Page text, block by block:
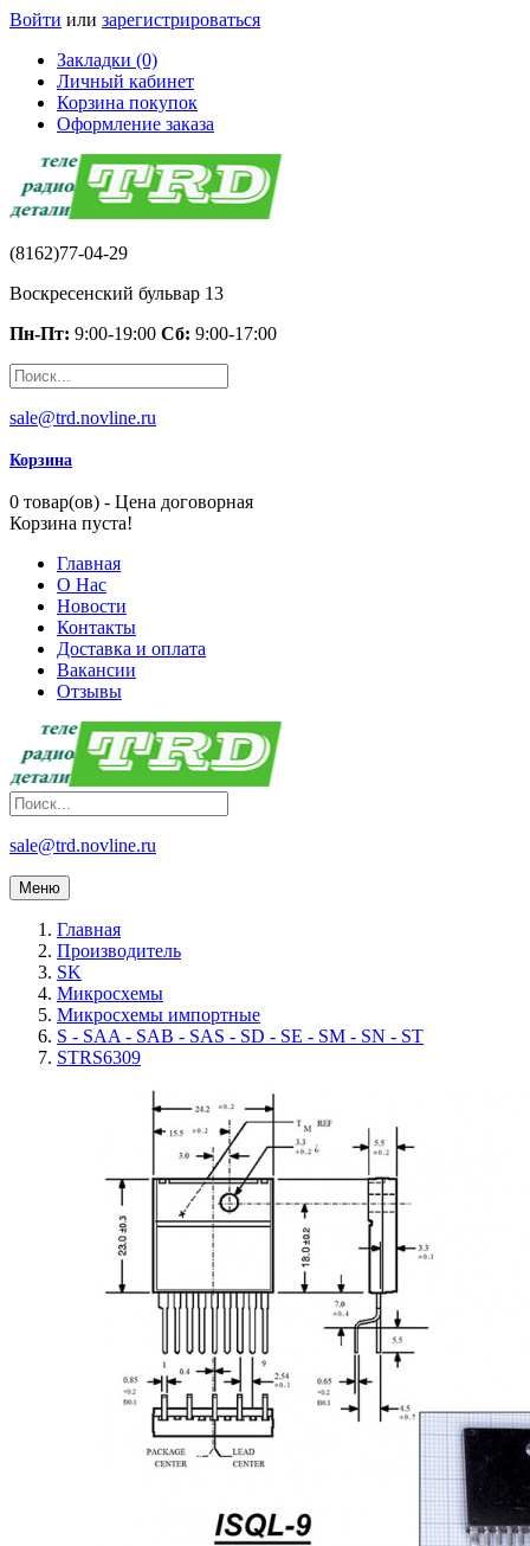
Войти или зарегистрироваться
Закладки (0)
Личный кабинет
Корзина покупок
Оформление заказа
(8162)77-04-29
Воскресенский бульвар 13
Пн-Пт: 9:00-19:00 Сб: 9:00-17:00
sale@trd.novline.ru
Корзина
0 товар(ов) - Цена договорная
Корзина пуста!
Главная
О Нас
Новости
Контакты
Доставка и оплата
Вакансии
Отзывы
sale@trd.novline.ru
Меню
Главная
Производитель
SK
Микросхемы
Микросхемы импортные
S - SAA - SAB - SAS - SD - SE - SM - SN - ST
STRS6309